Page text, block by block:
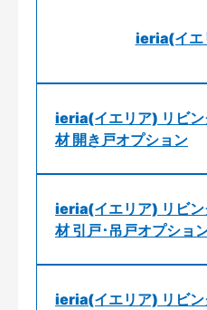
ieria(イエ
ieria(イエリア) リビン
材 開き戸オプション
ieria(イエリア) リビン
材 引戸･吊戸オプショ
ieria(イエリア) リビン